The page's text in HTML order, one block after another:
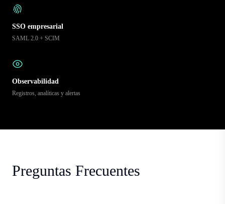
SSO empresarial
SAML 2.0 + SCIM
Observabilidad
Registros, analíticas y alertas
Preguntas Frecuentes